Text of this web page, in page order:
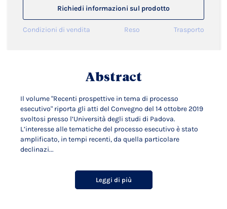
Richiedi informazioni sul prodotto
Condizioni di vendita Reso Trasporto
Abstract
Il volume "Recenti prospettive in tema di processo
esecutivo" riporta gli atti del Convegno del 14 ottobre 2019
svoltosi presso l’Università degli studi di Padova.
L’interesse alle tematiche del processo esecutivo è stato
amplificato, in tempi recenti, da quella particolare
declinazi...
Leggi di più